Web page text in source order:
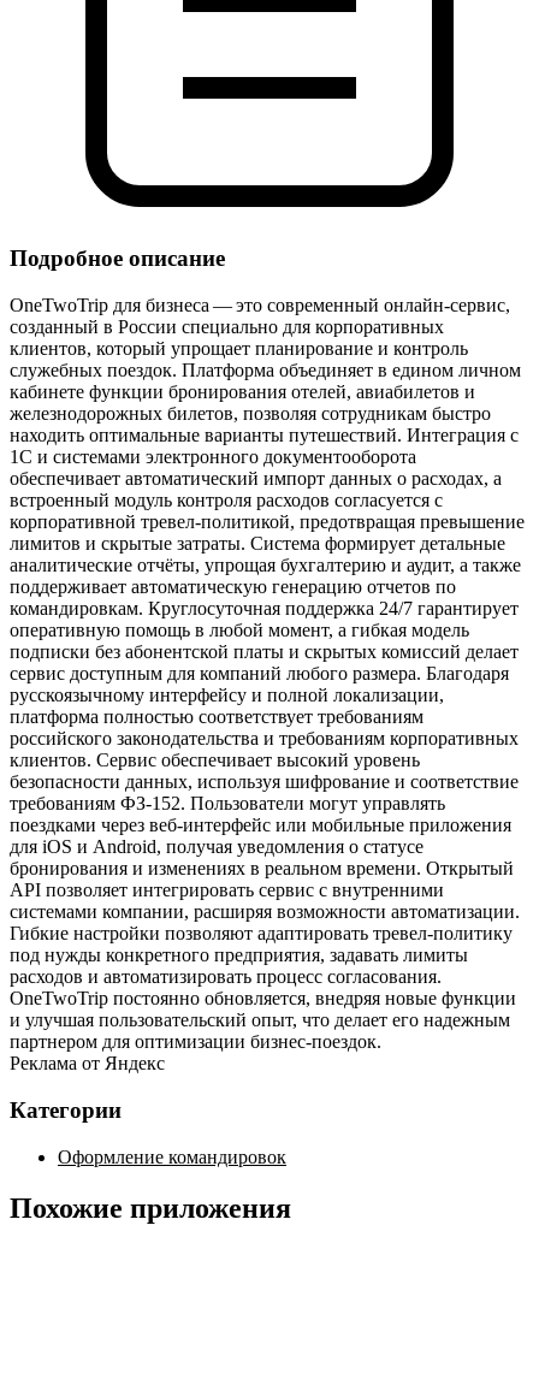
Подробное описание
OneTwoTrip для бизнеса — это современный онлайн‑сервис,
созданный в России специально для корпоративных
клиентов, который упрощает планирование и контроль
служебных поездок. Платформа объединяет в едином личном
кабинете функции бронирования отелей, авиабилетов и
железнодорожных билетов, позволяя сотрудникам быстро
находить оптимальные варианты путешествий. Интеграция с
1С и системами электронного документооборота
обеспечивает автоматический импорт данных о расходах, а
встроенный модуль контроля расходов согласуется с
корпоративной тревел‑политикой, предотвращая превышение
лимитов и скрытые затраты. Система формирует детальные
аналитические отчёты, упрощая бухгалтерию и аудит, а также
поддерживает автоматическую генерацию отчетов по
командировкам. Круглосуточная поддержка 24/7 гарантирует
оперативную помощь в любой момент, а гибкая модель
подписки без абонентской платы и скрытых комиссий делает
сервис доступным для компаний любого размера. Благодаря
русскоязычному интерфейсу и полной локализации,
платформа полностью соответствует требованиям
российского законодательства и требованиям корпоративных
клиентов. Сервис обеспечивает высокий уровень
безопасности данных, используя шифрование и соответствие
требованиям ФЗ‑152. Пользователи могут управлять
поездками через веб‑интерфейс или мобильные приложения
для iOS и Android, получая уведомления о статусе
бронирования и изменениях в реальном времени. Открытый
API позволяет интегрировать сервис с внутренними
системами компании, расширяя возможности автоматизации.
Гибкие настройки позволяют адаптировать тревел‑политику
под нужды конкретного предприятия, задавать лимиты
расходов и автоматизировать процесс согласования.
OneTwoTrip постоянно обновляется, внедряя новые функции
и улучшая пользовательский опыт, что делает его надежным
партнером для оптимизации бизнес‑поездок.
Реклама от Яндекс
Категории
Оформление командировок
Похожие приложения